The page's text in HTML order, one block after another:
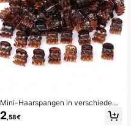
Mini-Haarspangen in verschiedene
n Farben, geeignet für Frauenfrisure
n und dekorative Haaraccessoires,
2 ,58€